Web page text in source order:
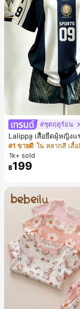
#ชุดฤดูร้อน
Lalippa เสื้อยืดผู้หญิง
อวีปกเสื้อ ลายพิมพ์ดิจิทั
สปอร์ตแฟชั่นมินิมอล ข
พื่อน
#1 ขายดี ใน หลากสี เสื้
1k+ sold
฿199